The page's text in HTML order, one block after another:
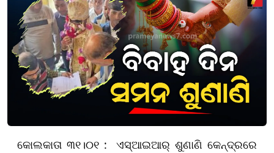
କୋଲକାତା ୩୧।୦୧ : ଏସ୍‌ଆଇଆର୍‌ ଶୁଣାଣି କେନ୍ଦ୍ରରେ